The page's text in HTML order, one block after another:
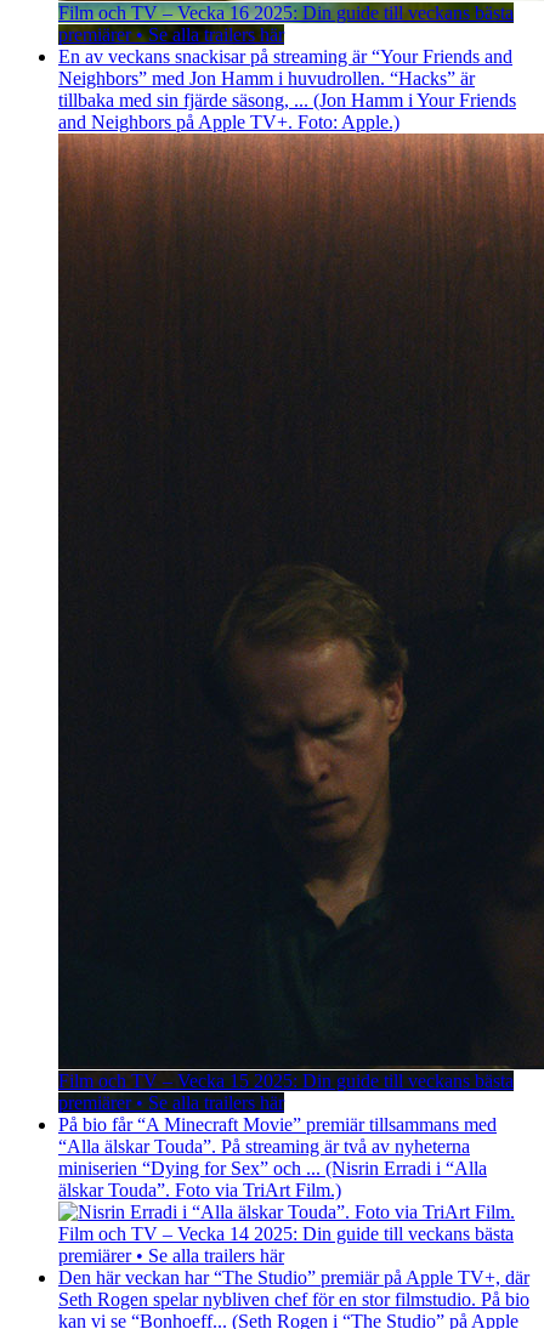
Film och TV – Vecka 16 2025: Din guide till veckans bästa
premiärer • Se alla trailers här
En av veckans snackisar på streaming är “Your Friends and
Neighbors” med Jon Hamm i huvudrollen. “Hacks” är
tillbaka med sin fjärde säsong, ... (Jon Hamm i Your Friends
and Neighbors på Apple TV+. Foto: Apple.)
Film och TV – Vecka 15 2025: Din guide till veckans bästa
premiärer • Se alla trailers här
På bio får “A Minecraft Movie” premiär tillsammans med
“Alla älskar Touda”. På streaming är två av nyheterna
miniserien “Dying for Sex” och ... (Nisrin Erradi i “Alla
älskar Touda”. Foto via TriArt Film.)
Film och TV – Vecka 14 2025: Din guide till veckans bästa
premiärer • Se alla trailers här
Den här veckan har “The Studio” premiär på Apple TV+, där
Seth Rogen spelar nybliven chef för en stor filmstudio. På bio
kan vi se “Bonhoeff... (Seth Rogen i “The Studio” på Apple